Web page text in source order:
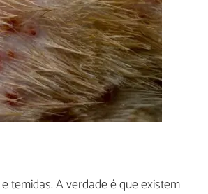
temidas. A verdade é que existem